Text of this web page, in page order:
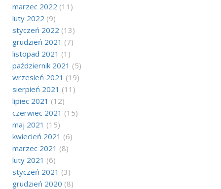
marzec 2022 (11)
luty 2022 (9)
styczeń 2022 (13)
grudzień 2021 (7)
listopad 2021 (1)
październik 2021 (5)
wrzesień 2021 (19)
sierpień 2021 (11)
lipiec 2021 (12)
czerwiec 2021 (15)
maj 2021 (15)
kwiecień 2021 (6)
marzec 2021 (8)
luty 2021 (6)
styczeń 2021 (3)
grudzień 2020 (8)